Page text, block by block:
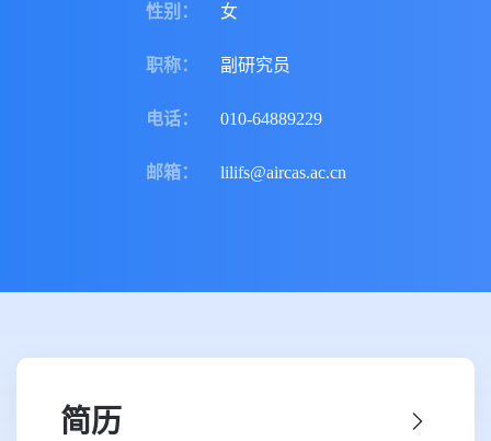
性别 ： 女
职称： 副研究员
电话： 010-64889229
邮箱： lilifs@aircas.ac.cn
简历